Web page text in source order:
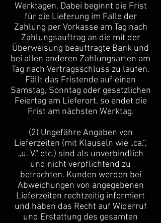
Werktagen. Dabei beginnt die Frist
für die Lieferung im Falle der
Zahlung per Vorkasse am Tag nach
Zahlungsauftrag an die mit der
Überweisung beauftragte Bank und
bei allen anderen Zahlungsarten am
Tag nach Vertragsschluss zu laufen.
Fällt das Fristende auf einen
Samstag, Sonntag oder gesetzlichen
Feiertag am Lieferort, so endet die
Frist am nächsten Werktag.
(2) Ungefähre Angaben von
Lieferzeiten (mit Klauseln wie „ca.“,
„u. V.“ etc.) sind als unverbindlich
und nicht verpflichtend zu
betrachten. Kunden werden bei
Abweichungen von angegebenen
Lieferzeiten rechtzeitig informiert
und haben das Recht auf Widerruf
und Erstattung des gesamten